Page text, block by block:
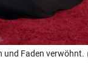
und Faden verwöhnt.